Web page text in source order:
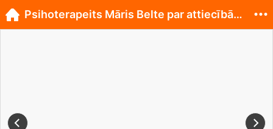
Psihoterapeits Māris Belte par attiecībām ģimenē